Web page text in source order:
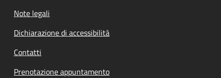
Note legali
Dichiarazione di accessibilità
Contatti
Prenotazione appuntamento